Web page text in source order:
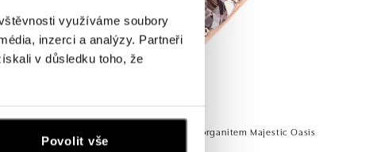
využíváme soubory
inzerci a analýzy. Partneři
v důsledku toho, že
Povolit vše
Prsten s diamanty a morganitem Majestic Oasis